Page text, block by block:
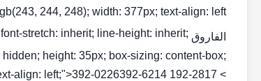
244, 248); width: 377px; text-align: left;">
الفاروق NO1 stretch: inherit; line-height: inherit;
height: 35px; box-sizing: content-box;
align: left;">392-0226392-6214 192-2817 <